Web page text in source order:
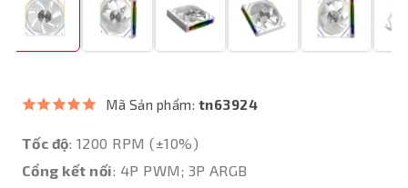
Mã Sản phẩm: tn63924
Tốc độ: 1200 RPM (±10%)
Cổng kết nối: 4P PWM; 3P ARGB